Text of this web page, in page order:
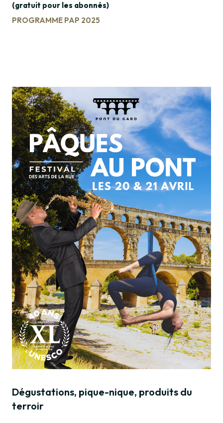
(gratuit pour les abonnés)
PROGRAMME PAP 2025
Dégustations, pique-nique, produits du
terroir